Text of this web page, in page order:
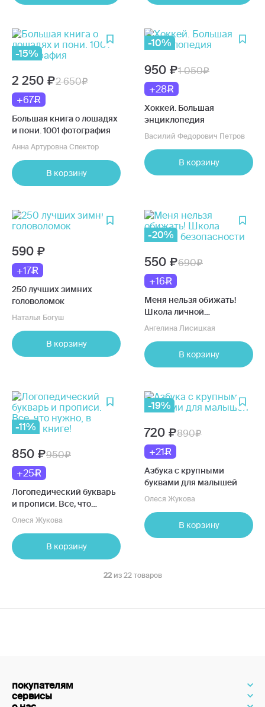
-15%
2 250
2 650
+67
Большая книга о лошадях
и пони. 1001 фотография
Анна Артуровна Спектор
В корзину
-10%
950
1 050
+28
Хоккей. Большая
энциклопедия
Василий Федорович Петров
В корзину
590
+17
250 лучших зимних
головоломок
Наталья Богуш
В корзину
-20%
550
690
+16
Меня нельзя обижать!
Школа личной
безопасности
Ангелина Лисицкая
В корзину
-11%
850
950
+25
Логопедический букварь
и прописи. Все, что
нужно, в одной книге!
Олеся Жукова
В корзину
-19%
720
890
+21
Азбука с крупными
буквами для малышей
Олеся Жукова
В корзину
22 из 22 товаров
покупателям
сервисы